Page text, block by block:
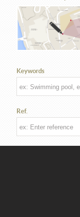
Keywords
Ref.